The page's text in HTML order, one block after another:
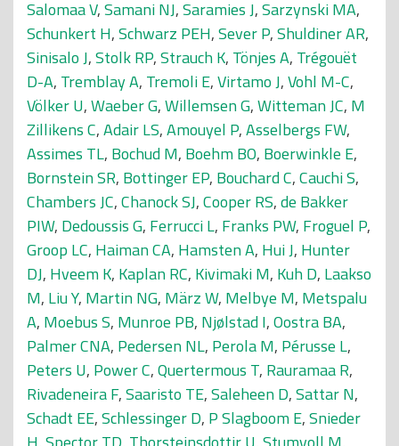
Salomaa V,Samani NJ,Saramies J,Sarzynski MA,
Schunkert H,Schwarz PEH,Sever P,Shuldiner AR,
Sinisalo J,Stolk RP,Strauch K, Tönjes A, Trégouët
D-A, Tremblay A, Tremoli E,Virtamo J,Vohl M-C,
Völker U,Waeber G,Willemsen G,Witteman JC, M
Zillikens C,Adair LS,Amouyel P,Asselbergs FW,
Assimes TL, Bochud M, Boehm BO, Boerwinkle E,
Bornstein SR, Bottinger EP, Bouchard C,Cauchi S,
Chambers JC,Chanock SJ,Cooper RS,de Bakker
PIW, Dedoussis G, Ferrucci L, Franks PW, Froguel P,
Groop LC, Haiman CA, Hamsten A, Hui J, Hunter
DJ, Hveem K, Kaplan RC, Kivimaki M, Kuh D, Laakso
M, Liu Y, Martin NG, März W, Melbye M, Metspalu
A, Moebus S, Munroe PB, Njølstad I,Oostra BA,
Palmer CNA, Pedersen NL, Perola M, Pérusse L,
Peters U, Power C,Quertermous T, Rauramaa R,
Rivadeneira F,Saaristo TE,Saleheen D,Sattar N,
Schadt EE,Schlessinger D, P Slagboom E,Snieder